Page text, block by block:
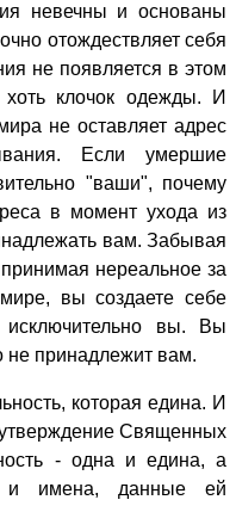
невечны и основаны
отождествляет себя
не появляется в этом
клочок одежды. И
не оставляет адрес
Если умершие
"ваши", почему
в момент ухода из
вам. Забывая
нереальное за
вы создаете себе
вы. Вы
не принадлежит вам.
которая едина. И
Священных
- одна и едина, а
и имена, данные ей